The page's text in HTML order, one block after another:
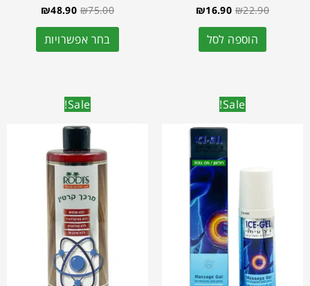
₪22.90
₪16.90
הוספה לסל
₪75.00
₪48.90
בחר אפשרויות
Sale!
Sale!